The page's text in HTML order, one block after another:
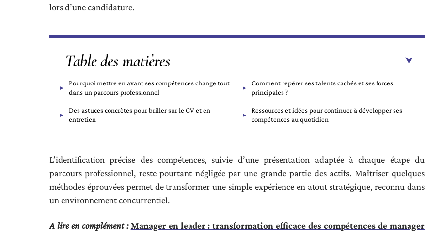
lors d’une candidature.
Table des matières
Pourquoi mettre en avant ses compétences change tout
dans un parcours professionnel
Comment repérer ses talents cachés et ses forces
principales ?
Des astuces concrètes pour briller sur le CV et en
entretien
Ressources et idées pour continuer à développer ses
compétences au quotidien
L’identification précise des compétences, suivie d’une présentation adaptée à chaque étape du
parcours professionnel, reste pourtant négligée par une grande partie des actifs. Maîtriser quelques
méthodes éprouvées permet de transformer une simple expérience en atout stratégique, reconnu dans
un environnement concurrentiel.
A lire en complément : Manager en leader : transformation efficace des compétences de manager